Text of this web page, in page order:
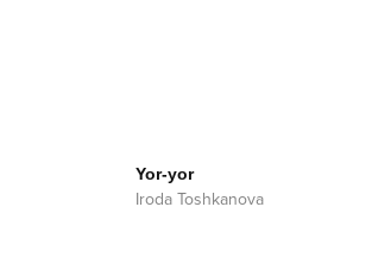
Yor-yor
Iroda Toshkanova